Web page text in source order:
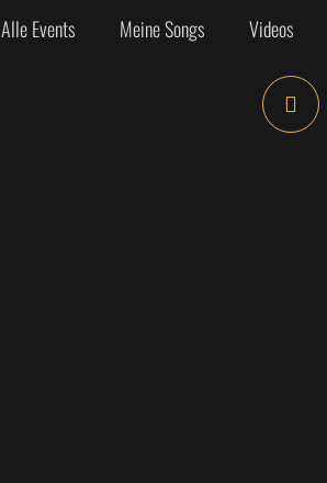
Alle Events Meine Songs Videos